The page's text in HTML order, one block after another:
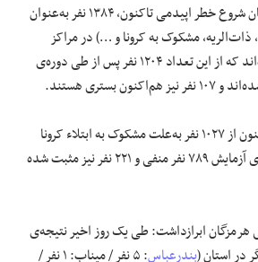
فرشیدی عنوان کرد: از زمان شروع خطر اپیدمی تاکنون، ۱۳۸۴ نفر به‌عنوان
ذات‌الریه، مشکوک به کرونا و …) در مراکز
درمانی استان بستری شده‌اند که از این تعداد ۱۲۰۴ نفر پس از طی دوره‌ی
بستری هستند.
وی افزود: از این تعداد تاکنون از ۱۰۲۷ نفر به‌علت مشکوک به ابتلاء کرونا
نمونه‌گیری شده که نتیجه‌ی آزمایش ۷۸۹ نفر منفی و ۲۲۱ نفر نیز مثبت شده
هرمزگان ابرازداشت: طی یک روز اخیر نتیجه‌ی
بندرعباس
: ۵ نفر / میناب: ۱ نفر /